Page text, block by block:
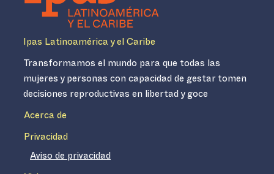
Ipas Latinoamérica y el Caribe
Transformamos el mundo para que todas las
mujeres y personas con capacidad de gestar tomen
decisiones reproductivas en libertad y goce
Acerca de
Privacidad
Aviso de privacidad